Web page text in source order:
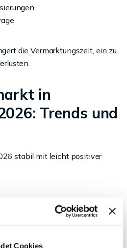
Cookies
die Vermarktungszeit, ein zu
in
Trends und
stabil mit leicht positiver
nach energieeffizienten